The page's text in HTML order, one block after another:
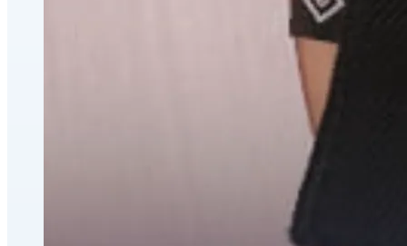
CoolSculpting® Perte de graisse par contournage